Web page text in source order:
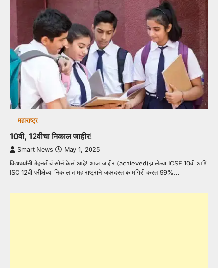
महाराष्ट्र
10वी, 12वीचा निकाल जाहीर!
Smart News May 1, 2025
विद्यार्थ्यांनी मेहनतीचं सोनं केलं आहे! आज जाहीर (achieved)झालेल्या ICSE 10वी आणि
ISC 12वी परीक्षेच्या निकालात महाराष्ट्राने जबरदस्त कामगिरी करत 99%…